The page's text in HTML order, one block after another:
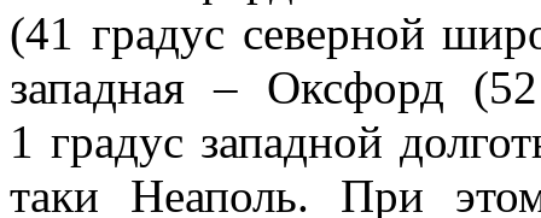
(41 градус северной
западная – Оксфорд
1 градус западной
таки Неаполь. При